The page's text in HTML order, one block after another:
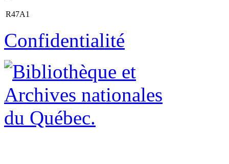
R47A1
Confidentialité